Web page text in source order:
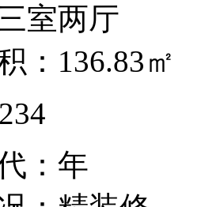
室两厅
： 136.83㎡
：年